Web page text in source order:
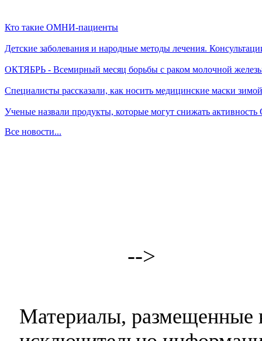
Кто такие ОМНИ-пациенты
Детские заболевания и народные методы лечения.
ОКТЯБРЬ - Всемирный месяц борьбы с раком молочной
Специалисты рассказали, как носить медицинские маски зимой
Ученые назвали продукты, которые могут снижать
Все новости...
-->
Материалы, размещенные